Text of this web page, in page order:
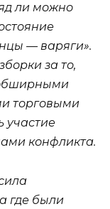
ли можно
— варяги».
за то,
торговыми
участие
конфликта.
где были